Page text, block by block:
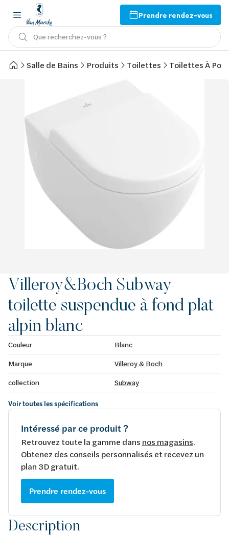
Prendre rendez-vous
Que recherchez-vous ?
Salle de Bains Produits Toilettes Toilettes À
Villeroy&Boch Subway
toilette suspendue à fond plat
alpin blanc
Couleur
Blanc
Marque
Villeroy & Boch
collection
Subway
Voir toutes les spécifications
Intéressé par ce produit ?
Retrouvez toute la gamme dans nos magasins.
Obtenez des conseils personnalisés et recevez un
plan 3D gratuit.
Prendre rendez-vous
Description